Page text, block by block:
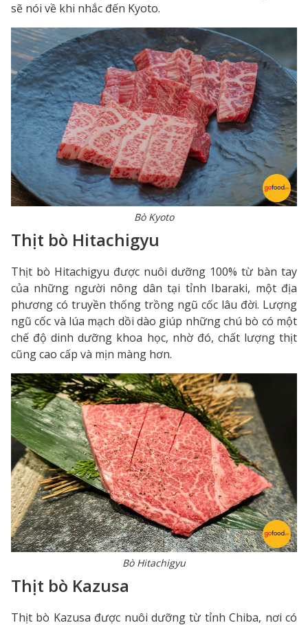
sẽ nói về khi nhắc đến Kyoto.
Bò Kyoto
Thịt bò Hitachigyu
Thịt bò Hitachigyu được nuôi dưỡng 100% từ bàn tay
của những người nông dân tại tỉnh Ibaraki, một địa
phương có truyền thống trồng ngũ cốc lâu đời. Lượng
ngũ cốc và lúa mạch dồi dào giúp những chú bò có một
chế độ dinh dưỡng khoa học, nhờ đó, chất lượng thịt
cũng cao cấp và mịn màng hơn.
Bò Hitachigyu
Thịt bò Kazusa
Thịt bò Kazusa được nuôi dưỡng từ tỉnh Chiba, nơi có